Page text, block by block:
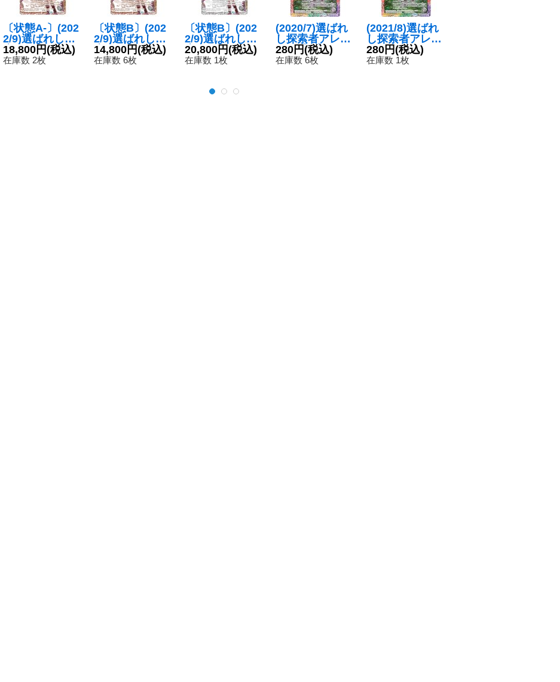
〔状態A-〕(202
2/9)選ばれし探
索者アレックス
(銅/WILDBOUT)
18,800円(税込)
在庫数 2枚
〔状態B〕(202
2/9)選ばれし探
索者アレックス
(銅/WILDBOUT)
14,800円(税込)
在庫数 6枚
〔状態B〕(202
2/9)選ばれし探
索者アレックス
(銀/WILDBOUT)
20,800円(税込)
在庫数 1枚
(2020/7)選ばれ
し探索者アレッ
クス【M】{BS5
2-RV007}《多》
280円(税込)
在庫数 6枚
(2021/8)選ばれ
し探索者アレッ
クス(WINNER)
【M】{BS52-R
280円(税込)
在庫数 1枚